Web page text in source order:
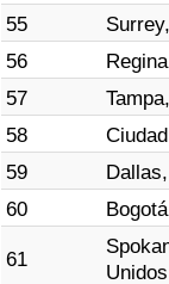
55
56
57
58
59
60
61
Unidos